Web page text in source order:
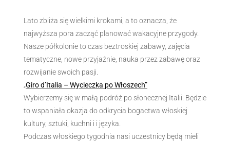
Lato zbliża się wielkimi krokami, a to oznacza, że
najwyższa pora zacząć planować wakacyjne przygody.
Nasze półkolonie to czas beztroskiej zabawy, zajęcia
tematyczne, nowe przyjaźnie, nauka przez zabawę oraz
rozwijanie swoich pasji.
„Giro d’Italia – Wycieczka po Włoszech”
Wybierzemy się w małą podróż po słonecznej Italii. Będzie
to wspaniała okazja do odkrycia bogactwa włoskiej
kultury, sztuki, kuchni i i języka.
Podczas włoskiego tygodnia nasi uczestnicy będą mieli